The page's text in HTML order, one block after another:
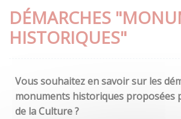
DÉMARCHES
HISTORIQUES"
Vous souhaitez en savoir sur les
monuments historiques proposées
de la Culture ?